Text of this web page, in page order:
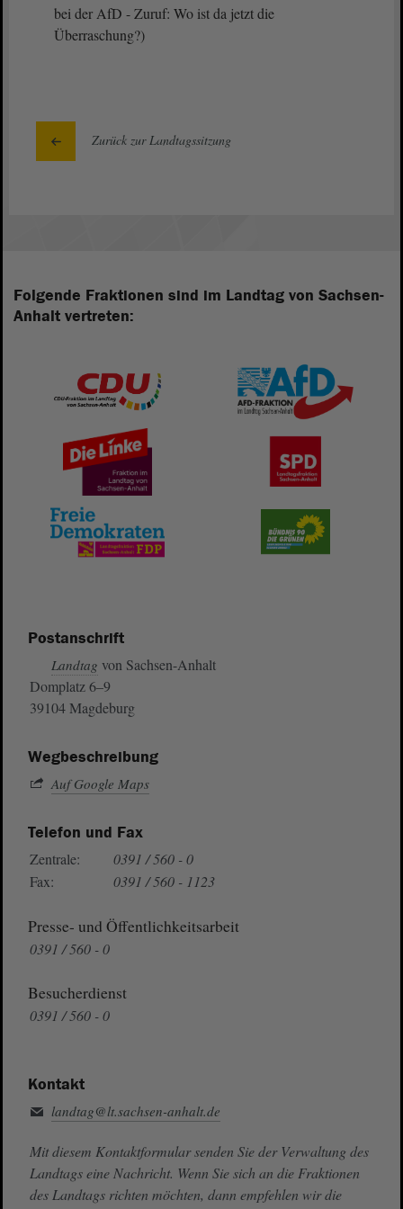
bei der AfD - Zuruf: Wo ist da jetzt die
Überraschung?)
Zurück zur Landtagssitzung
Folgende Fraktionen sind im Landtag von Sachsen-
Anhalt vertreten:
Postanschrift
Landtag von Sachsen-Anhalt
Domplatz 6–9
39104 Magdeburg
Wegbeschreibung
Auf Google Maps
Telefon und Fax
Zentrale:
0391 / 560 - 0
Fax:
0391 / 560 - 1123
Presse- und Öffentlichkeitsarbeit
0391 / 560 - 0
Besucherdienst
0391 / 560 - 0
Kontakt
landtag@lt.sachsen-anhalt.de
Mit diesem Kontaktformular senden Sie der Verwaltung des
Landtags eine Nachricht. Wenn Sie sich an die Fraktionen
des Landtags richten möchten, dann empfehlen wir die